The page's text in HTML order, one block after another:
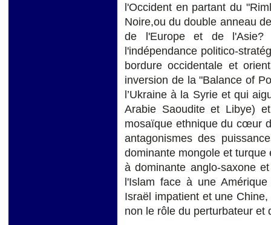
l'Occident en partant du
Noire,ou du double anneau
de l'Europe et de l'Asie?
l'indépendance politico-
bordure occidentale et
inversion de la "Balance of
l’Ukraine à la Syrie et qui
Arabie Saoudite et Libye)
mosaïque ethnique du cœur
antagonismes des
dominante mongole et
à dominante anglo-saxone
l'Islam face à une
Israël impatient et une
non le rôle du perturbateur et